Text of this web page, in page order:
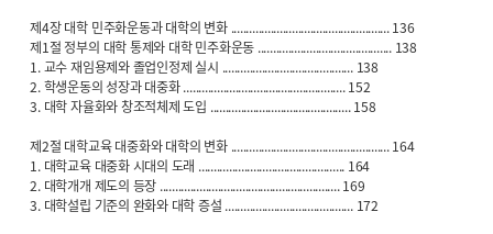
제4장 대학 민주화운동과 대학의 변화 .................................................... 136
제1절 정부의 대학 통제와 대학 민주화운동 ............................................ 138
1. 교수 재임용제와 졸업인정제 실시 ........................................... 138
2. 학생운동의 성장과 대중화 ..................................................... 152
3. 대학 자율화와 창조적체제 도입 .............................................. 158
제2절 대학교육 대중화와 대학의 변화 .................................................... 164
1. 대학교육 대중화 시대의 도래 ................................................ 164
2. 대학개개 제도의 등장 ........................................................... 169
3. 대학설립 기준의 완화와 대학 증설 .......................................... 172